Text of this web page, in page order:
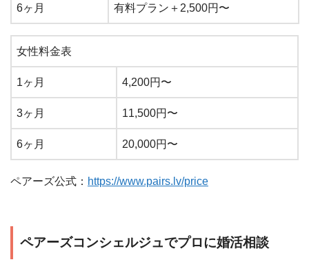
6ヶ月 有料プラン＋2,500円〜
女性料金表
1ヶ月 4,200円〜
3ヶ月 11,500円〜
6ヶ月 20,000円〜
ペアーズ公式： https://www.pairs.lv/price
ペアーズコンシェルジュでプロに婚活相談